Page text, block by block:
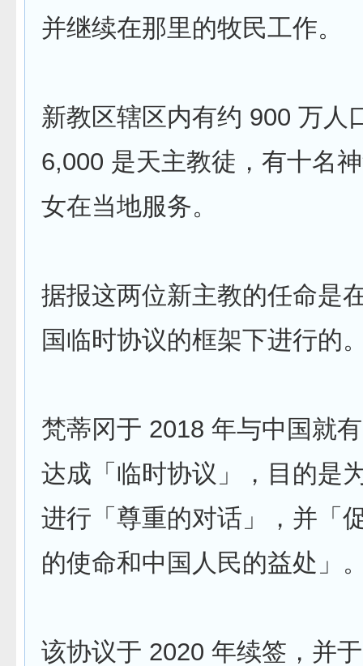
并继续在那里的牧民工作。
新教区辖区内有约 900 万人
6,000 是天主教徒，有十名
女在当地服务。
据报这两位新主教的任命是
国临时协议的框架下进行的
梵蒂冈于 2018 年与中国就
达成「临时协议」，目的是
进行「尊重的对话」，并「
的使命和中国人民的益处」
该协议于 2020 年续签，并